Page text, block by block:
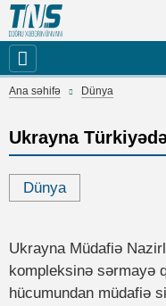
Ana səhifə Dünya
Ukrayna
Dünya
Ukrayna Müdafiə
kompleksinə sərmayə
hücumundan müdafiə